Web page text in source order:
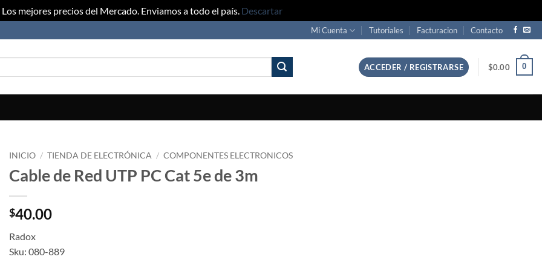
Los mejores precios del Mercado. Enviamos a todo el país. Descartar
Mi Cuenta Tutoriales Facturacion Contacto
ACCEDER / REGISTRARSE $0.00 0
INICIO / TIENDA DE ELECTRÓNICA / COMPONENTES ELECTRONICOS
Cable de Red UTP PC Cat 5e de 3m
$40.00
Radox
Sku: 080-889